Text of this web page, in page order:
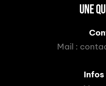
UNE
Mail :